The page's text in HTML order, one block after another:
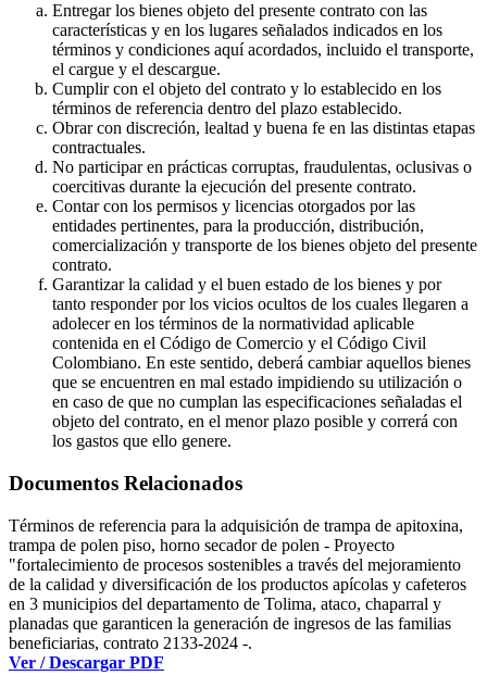
Entregar los bienes objeto del presente contrato con las
características y en los lugares señalados indicados en los
términos y condiciones aquí acordados, incluido el transporte,
el cargue y el descargue.
Cumplir con el objeto del contrato y lo establecido en los
términos de referencia dentro del plazo establecido.
Obrar con discreción, lealtad y buena fe en las distintas etapas
contractuales.
No participar en prácticas corruptas, fraudulentas, oclusivas o
coercitivas durante la ejecución del presente contrato.
Contar con los permisos y licencias otorgados por las
entidades pertinentes, para la producción, distribución,
comercialización y transporte de los bienes objeto del presente
contrato.
Garantizar la calidad y el buen estado de los bienes y por
tanto responder por los vicios ocultos de los cuales llegaren a
adolecer en los términos de la normatividad aplicable
contenida en el Código de Comercio y el Código Civil
Colombiano. En este sentido, deberá cambiar aquellos bienes
que se encuentren en mal estado impidiendo su utilización o
en caso de que no cumplan las especificaciones señaladas el
objeto del contrato, en el menor plazo posible y correrá con
los gastos que ello genere.
Documentos Relacionados
Términos de referencia para la adquisición de trampa de apitoxina,
trampa de polen piso, horno secador de polen - Proyecto
"fortalecimiento de procesos sostenibles a través del mejoramiento
de la calidad y diversificación de los productos apícolas y cafeteros
en 3 municipios del departamento de Tolima, ataco, chaparral y
planadas que garanticen la generación de ingresos de las familias
beneficiarias, contrato 2133-2024 -.
Ver / Descargar PDF